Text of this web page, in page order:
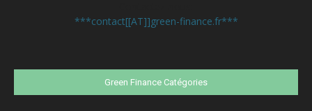
***contact[[AT]]green-finance.fr***
Green Finance Catégories